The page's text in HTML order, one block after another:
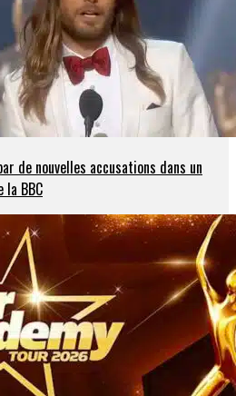
de nouvelles accusations dans un
la BBC